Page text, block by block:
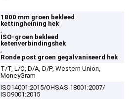
1800 mm groen bekleed
kettingheining hek
,
ISO-groen bekleed
ketenverbindingshek
,
Ronde post groen gegalvaniseerd hek
T/T, L/C, D/A, D/P, Western Union,
MoneyGram
ISO14001:2015/OHSAS 18001:2007/
ISO9001:2015